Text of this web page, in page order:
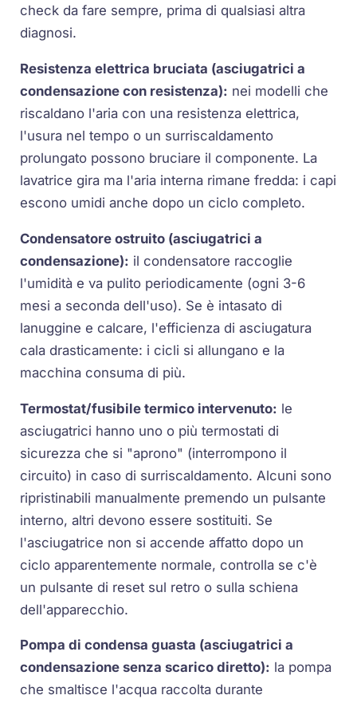
check da fare sempre, prima di qualsiasi altra
diagnosi.
Resistenza elettrica bruciata (asciugatrici a
condensazione con resistenza): nei modelli che
riscaldano l'aria con una resistenza elettrica,
l'usura nel tempo o un surriscaldamento
prolungato possono bruciare il componente. La
lavatrice gira ma l'aria interna rimane fredda: i capi
escono umidi anche dopo un ciclo completo.
Condensatore ostruito (asciugatrici a
condensazione): il condensatore raccoglie
l'umidità e va pulito periodicamente (ogni 3-6
mesi a seconda dell'uso). Se è intasato di
lanuggine e calcare, l'efficienza di asciugatura
cala drasticamente: i cicli si allungano e la
macchina consuma di più.
Termostat/fusibile termico intervenuto: le
asciugatrici hanno uno o più termostati di
sicurezza che si "aprono" (interrompono il
circuito) in caso di surriscaldamento. Alcuni sono
ripristinabili manualmente premendo un pulsante
interno, altri devono essere sostituiti. Se
l'asciugatrice non si accende affatto dopo un
ciclo apparentemente normale, controlla se c'è
un pulsante di reset sul retro o sulla schiena
dell'apparecchio.
Pompa di condensa guasta (asciugatrici a
condensazione senza scarico diretto): la pompa
che smaltisce l'acqua raccolta durante